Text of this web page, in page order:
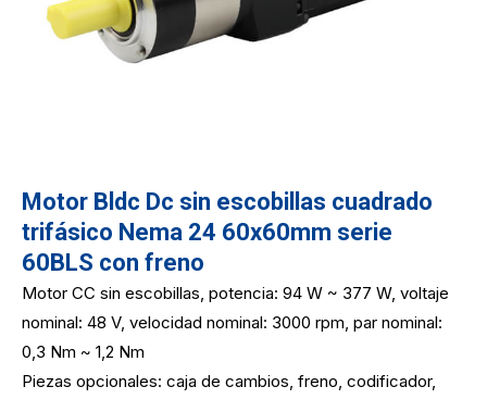
Motor Bldc Dc sin escobillas cuadrado
trifásico Nema 24 60x60mm serie
60BLS con freno
Motor CC sin escobillas, potencia: 94 W ~ 377 W, voltaje
nominal: 48 V, velocidad nominal: 3000 rpm, par nominal:
0,3 Nm ~ 1,2 Nm
Piezas opcionales: caja de cambios, freno, codificador,